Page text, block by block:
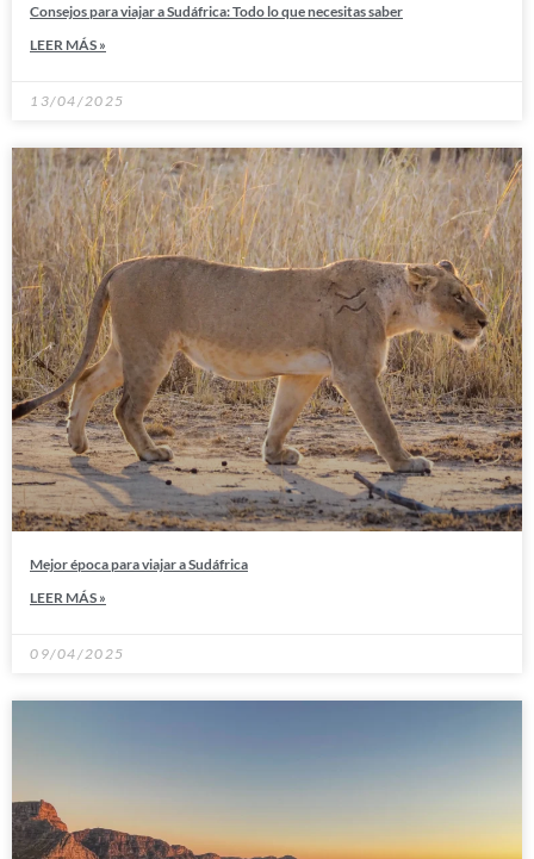
Consejos para viajar a Sudáfrica: Todo lo que necesitas saber
LEER MÁS »
13/04/2025
Mejor época para viajar a Sudáfrica
LEER MÁS »
09/04/2025